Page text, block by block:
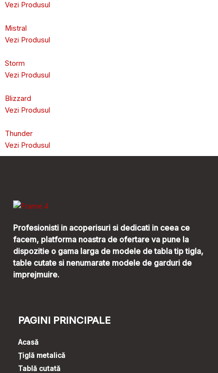
Vezi Produsul
Mistral
Vezi Produsul
Storm
Vezi Produsul
Blizzard
Vezi Produsul
Thunder
Vezi Produsul
Profesionisti in acoperisuri si dedicati in ceea ce
facem, platforma noastra de ofertare va pune la
dispozitie o gama larga de modele de tabla tip tigla,
table cutate si nenumarate modele de garduri de
imprejmuire.
PAGINI PRINCIPALE
Acasă
Țiglă metalică
Tablă cutată